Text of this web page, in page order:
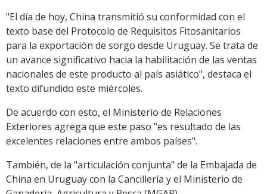
"El día de hoy, China transmitió su conformidad con el
texto base del Protocolo de Requisitos Fitosanitarios
para la exportación de sorgo desde Uruguay. Se trata de
un avance significativo hacia la habilitación de las ventas
nacionales de este producto al país asiático", destaca el
texto difundido este miércoles.
De acuerdo con esto, el Ministerio de Relaciones
Exteriores agrega que este paso "es resultado de las
excelentes relaciones entre ambos países".
También, de la "articulación conjunta" de la Embajada de
China en Uruguay con la Cancillería y el Ministerio de